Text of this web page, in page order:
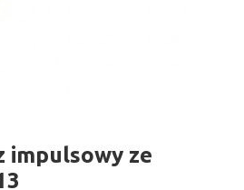
impulsowy ze